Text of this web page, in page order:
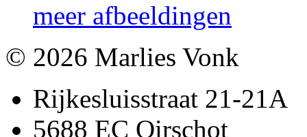
meer afbeeldingen
© 2026 Marlies Vonk
Rijkesluisstraat 21-21A
5688 EC Oirschot